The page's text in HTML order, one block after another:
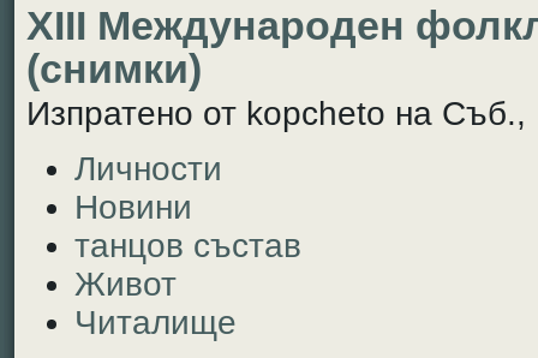
ХІІІ Международен
(снимки)
Изпратено от kopcheto на
Личности
Новини
танцов състав
Живот
Читалище